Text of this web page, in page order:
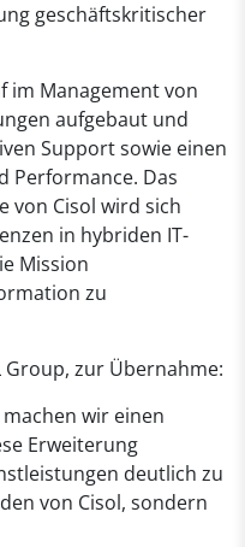
geschäftskritischer
im Management von
aufgebaut und
Support sowie einen
Performance. Das
von Cisol wird sich
in hybriden IT-
Mission
zu
Group, zur Übernahme:
wir einen
Erweiterung
deutlich zu
von Cisol, sondern